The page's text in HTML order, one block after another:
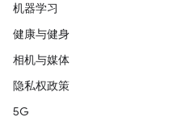
机器学习
健康与健身
相机与媒体
隐私权政策
5G